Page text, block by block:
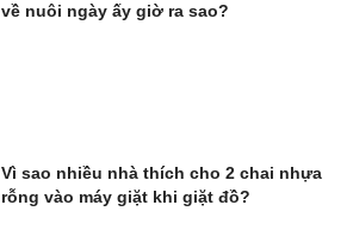
về nuôi ngày ấy giờ ra sao?
Vì sao nhiều nhà thích cho 2 chai nhựa
rỗng vào máy giặt khi giặt đồ?